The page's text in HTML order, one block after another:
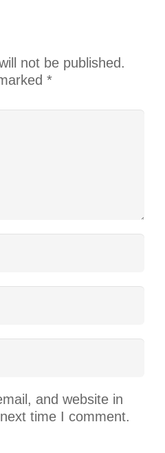
not be published.
*
and website in
time I comment.